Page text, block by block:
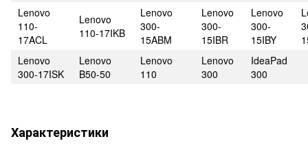
Lenovo
110-
17ACL
Lenovo
110-17IKB
Lenovo
300-
15ABM
Lenovo
300-
15IBR
Lenovo
300-
15IBY
Lenovo
300-17ISK
Lenovo
B50-50
Lenovo
110
Lenovo
300
IdeaPad
300
Характеристики